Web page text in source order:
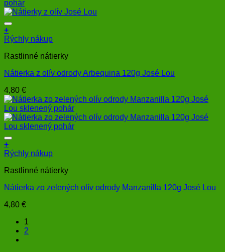
+
Rýchly nákup
Rastlinné nátierky
Nátierka z olív odrody Arbequina 120g José Lou
4,80 €
+
Rýchly nákup
Rastlinné nátierky
Nátierka zo zelených olív odrody Manzanilla 120g José Lou
4,80 €
1
2